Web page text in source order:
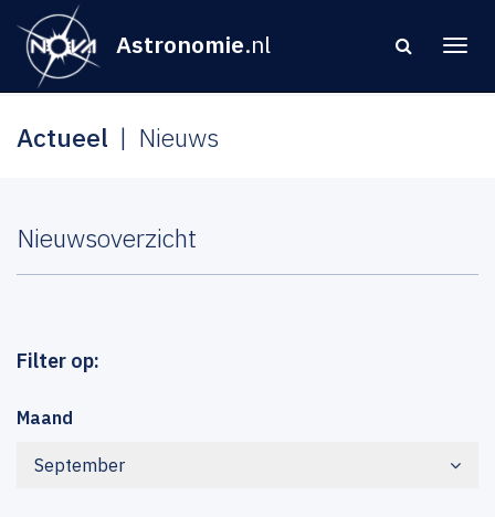
Astronomie.nl
Actueel Nieuws
Nieuwsoverzicht
Filter op:
Maand
September